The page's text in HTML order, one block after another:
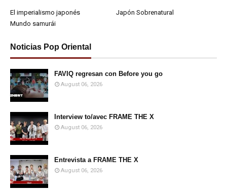
El imperialismo japonés
Japón Sobrenatural
Mundo samurái
Noticias Pop Oriental
FAVIQ regresan con Before you go
August 06, 2026
Interview to/avec FRAME THE X
August 06, 2026
Entrevista a FRAME THE X
August 06, 2026